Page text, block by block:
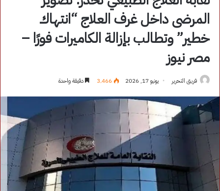
المرضى داخل غرف العلاج “انتهاك
خطير” وتطالب بإزالة الكاميرات فورًا –
مصر نيوز
فريق التحرير يونيو 17, 2026 3٬466 دقيقة واحدة